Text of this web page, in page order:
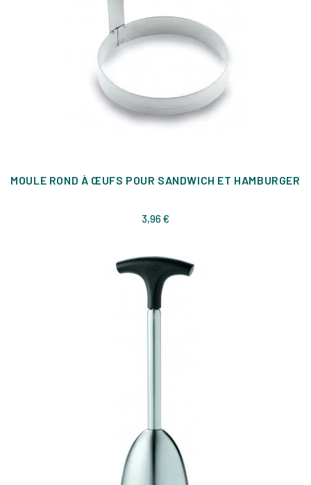
MOULE ROND À ŒUFS POUR SANDWICH ET HAMBURGER
3,96 €